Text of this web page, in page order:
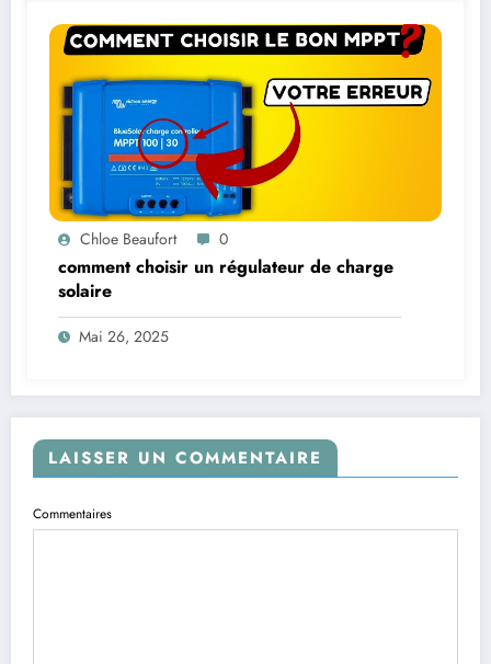
Chloe Beaufort 0
comment choisir un régulateur de charge
solaire
Mai 26, 2025
LAISSER UN COMMENTAIRE
Commentaires